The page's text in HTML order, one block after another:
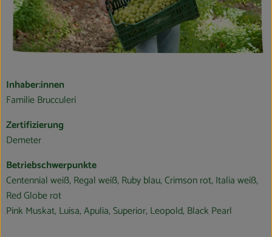
Inhaber:innen
Familie Brucculeri
Zertifizierung
Demeter
Betriebschwerpunkte
Centennial weiß, Regal weiß, Ruby blau, Crimson rot, Italia weiß,
Red Globe rot
Pink Muskat, Luisa, Apulia, Superior, Leopold, Black Pearl